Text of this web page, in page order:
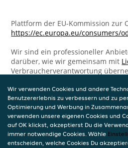
Plattform der EU-Kommission zur
https://ec.europa.eu/consumers/
Wir sind ein professioneller
darüber, wie wir gemeinsam mit
Verbraucherverantwortung
Wir verwenden Cookies und andere
Benutzererlebnis zu verbessern und zu
Optimierung und Werbung in
verwenden unsere eigenen Cookies und
auf OK klickst, akzeptierst Du die
immer notwendige Cookies. Wähle
entscheiden, welche Cookies Du